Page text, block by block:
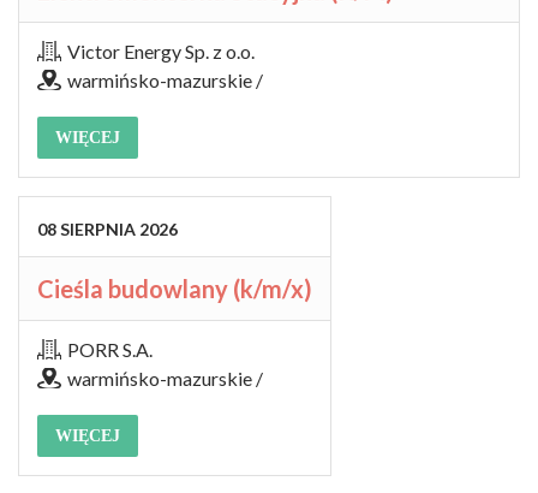
Victor Energy Sp. z o.o.
warmińsko-mazurskie /
WIĘCEJ
08SIERPNIA 2026
Cieśla budowlany (k/m/x)
PORR S.A.
warmińsko-mazurskie /
WIĘCEJ